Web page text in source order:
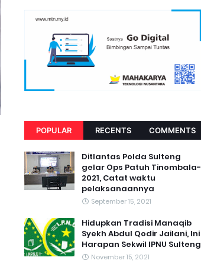
POPULAR RECENTS COMMENTS
Ditlantas Polda Sulteng
gelar Ops Patuh Tinombala-
2021, Catat waktu
pelaksanaannya
September 15, 2021
Hidupkan Tradisi Manaqib
Syekh Abdul Qodir Jailani, Ini
Harapan Sekwil IPNU Sulteng
November 15, 2021